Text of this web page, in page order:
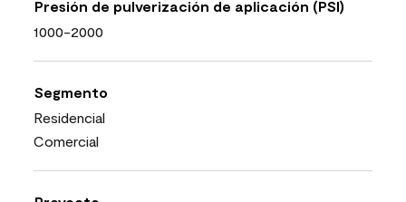
Presión de pulverización de aplicación (PSI)
1000-2000
Segmento
Residencial
Comercial